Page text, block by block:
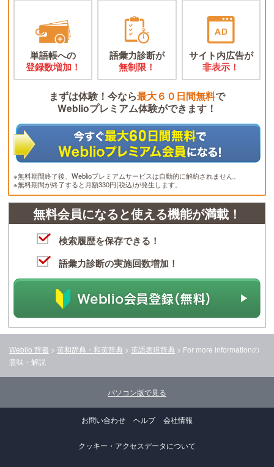
単語帳への
登録数増加！
語彙力診断が
無制限！
サイト内広告が
非表示！
まずは体験！今なら最大６０日間無料で
Weblioプレミアム体験ができます！
※無料期間終了後、Weblioプレミアムサービスは自動的に解約されません。
※無料期間が終了すると月額330円(税込)が発生します。
無料会員になると使える機能が満載！
検索履歴を保存できる！
語彙力診断の実施回数増加！
Weblio 辞書 > 英和辞典・和英辞典 > 英語表現辞典 > For more informationの
意味・解説
パソコン版で見る
お問い合わせ ヘルプ 会社情報
クッキー・アクセスデータについて